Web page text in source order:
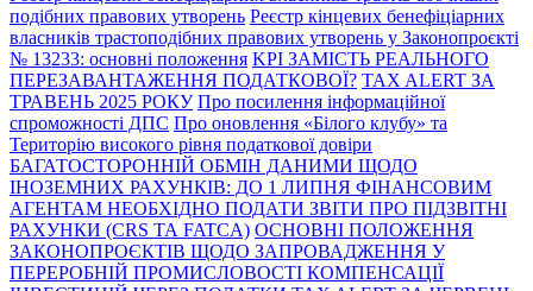
подібних правових утворень Реєстр кінцевих бенефіціарних
власників трастоподібних правових утворень у Законопроєкті
№ 13233: основні положення KPI ЗАМІСТЬ РЕАЛЬНОГО
ПЕРЕЗАВАНТАЖЕННЯ ПОДАТКОВОЇ? TAX ALERT ЗА
ТРАВЕНЬ 2025 РОКУ Про посилення інформаційної
спроможності ДПС Про оновлення «Білого клубу» та
Територію високого рівня податкової довіри
БАГАТОСТОРОННІЙ ОБМІН ДАНИМИ ЩОДО
ІНОЗЕМНИХ РАХУНКІВ: ДО 1 ЛИПНЯ ФІНАНСОВИМ
АГЕНТАМ НЕОБХІДНО ПОДАТИ ЗВІТИ ПРО ПІДЗВІТНІ
РАХУНКИ (CRS ТА FATCA) ОСНОВНІ ПОЛОЖЕННЯ
ЗАКОНОПРОЄКТІВ ЩОДО ЗАПРОВАДЖЕННЯ У
ПЕРЕРОБНІЙ ПРОМИСЛОВОСТІ КОМПЕНСАЦІЇ